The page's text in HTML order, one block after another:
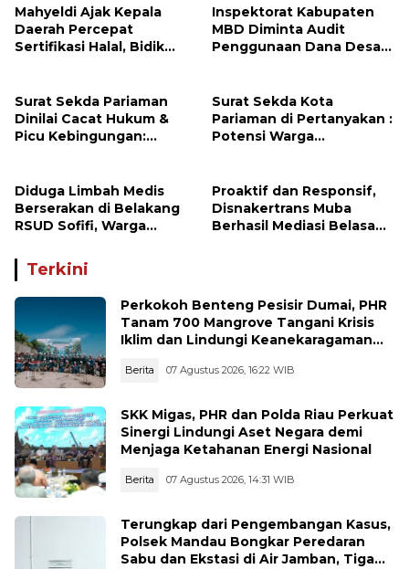
Mahyeldi Ajak Kepala
Daerah Percepat
Sertifikasi Halal, Bidik
Inspektorat Kabupaten
MBD Diminta Audit
Penggunaan Dana Desa
Pemerintahan Desa
Surat Sekda Pariaman
Dinilai Cacat Hukum &
Picu Kebingungan:
Warga Maju Jadi Anggota
BPD
Surat Sekda Kota
Pariaman di Pertanyakan :
Potensi Warga
Diduga Limbah Medis
Berserakan di Belakang
RSUD Sofifi, Warga
Kesehatan dan
Lingkungan
Proaktif dan Responsif,
Disnakertrans Muba
Berhasil Mediasi Belasan
Terkini
Perkokoh Benteng Pesisir Dumai, PHR
Tanam 700 Mangrove Tangani Krisis
Iklim dan Lindungi Keanekaragaman
Berita 07 Agustus 2026, 16:22 WIB
SKK Migas, PHR dan Polda Riau Perkuat
Sinergi Lindungi Aset Negara demi
Menjaga Ketahanan Energi Nasional
Berita 07 Agustus 2026, 14:31 WIB
Terungkap dari Pengembangan Kasus,
Polsek Mandau Bongkar Peredaran
Sabu dan Ekstasi di Air Jamban, Tiga